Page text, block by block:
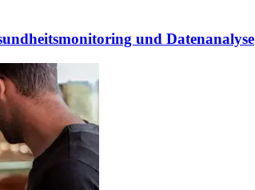
und Datenanalyse